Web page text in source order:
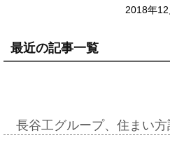
2018年
最近の記事一覧
長谷工グループ、住まい